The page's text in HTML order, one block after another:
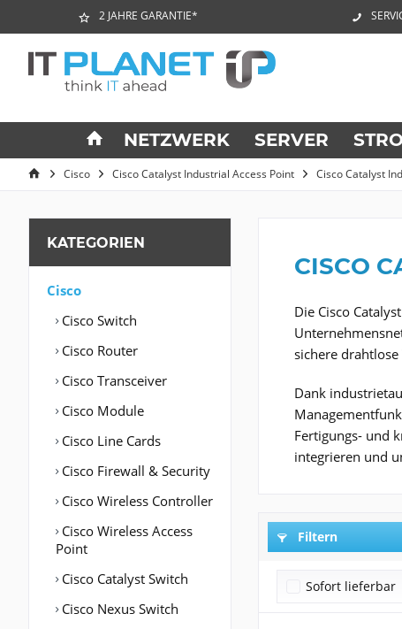
2 JAHRE GARANTIE*
NETZWERK SERVER
Cisco Cisco Catalyst Industrial Access Point Cisco Catalyst
KATEGORIEN
Cisco
Cisco Switch
Cisco Router
Cisco Transceiver
Cisco Module
Cisco Line Cards
Cisco Firewall & Security
Cisco Wireless Controller
Cisco Wireless Access
Point
Cisco Catalyst Switch
Cisco Nexus Switch
CISCO
Die Cisco
sichere
Dank
Fertigungs- und
integrieren und
Filtern
Sofort lieferbar